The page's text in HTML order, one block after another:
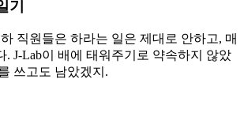
기
직원들은 하라는 일은 제대로 안하고, 매
. J-Lab이 배에 태워주기로 약속하지 않았
쓰고도 남았겠지.